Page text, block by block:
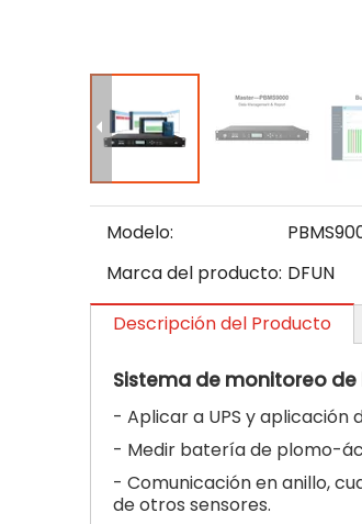
Modelo:
Marca del producto: DFUN
Descripción del Producto
Sistema de monitoreo
- Aplicar a UPS y aplicación
- Medir batería de plomo-
- Comunicación en anillo,
de otros sensores.